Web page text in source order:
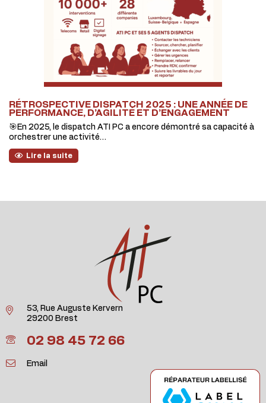
RÉTROSPECTIVE DISPATCH 2025 : UNE ANNÉE DE
PERFORMANCE, D’AGILITÉ ET D’ENGAGEMENT
🎯En 2025, le dispatch ATI PC a encore démontré sa capacité à
orchestrer une activité…
Lire la suite
53, Rue Auguste Kervern
29200 Brest
02 98 45 72 66
Email